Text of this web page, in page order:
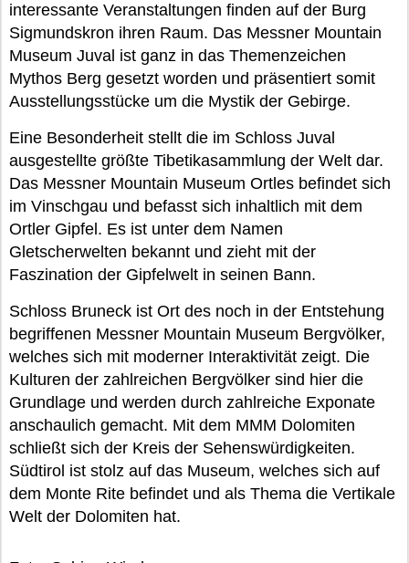
interessante Veranstaltungen finden auf der Burg
Sigmundskron ihren Raum. Das Messner Mountain
Museum Juval ist ganz in das Themenzeichen
Mythos Berg gesetzt worden und präsentiert somit
Ausstellungsstücke um die Mystik der Gebirge.
Eine Besonderheit stellt die im Schloss Juval
ausgestellte größte Tibetikasammlung der Welt dar.
Das Messner Mountain Museum Ortles befindet sich
im Vinschgau und befasst sich inhaltlich mit dem
Ortler Gipfel. Es ist unter dem Namen
Gletscherwelten bekannt und zieht mit der
Faszination der Gipfelwelt in seinen Bann.
Schloss Bruneck ist Ort des noch in der Entstehung
begriffenen Messner Mountain Museum Bergvölker,
welches sich mit moderner Interaktivität zeigt. Die
Kulturen der zahlreichen Bergvölker sind hier die
Grundlage und werden durch zahlreiche Exponate
anschaulich gemacht. Mit dem MMM Dolomiten
schließt sich der Kreis der Sehenswürdigkeiten.
Südtirol ist stolz auf das Museum, welches sich auf
dem Monte Rite befindet und als Thema die Vertikale
Welt der Dolomiten hat.